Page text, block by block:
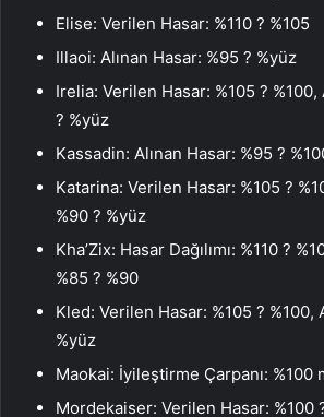
Elise: Verilen Hasar: %110 ? %105
Illaoi: Alınan Hasar: %95 ? %yüz
Irelia: Verilen Hasar: %105 ? %100,
? %yüz
Kassadin: Alınan Hasar: %95 ?
Katarina: Verilen Hasar: %105 ?
%90 ? %yüz
Kha’Zix: Hasar Dağılımı: %110 ?
%85 ? %90
Kled: Verilen Hasar: %105 ? %100,
%yüz
Maokai: İyileştirme Çarpanı: %100
Mordekaiser: Verilen Hasar: %100